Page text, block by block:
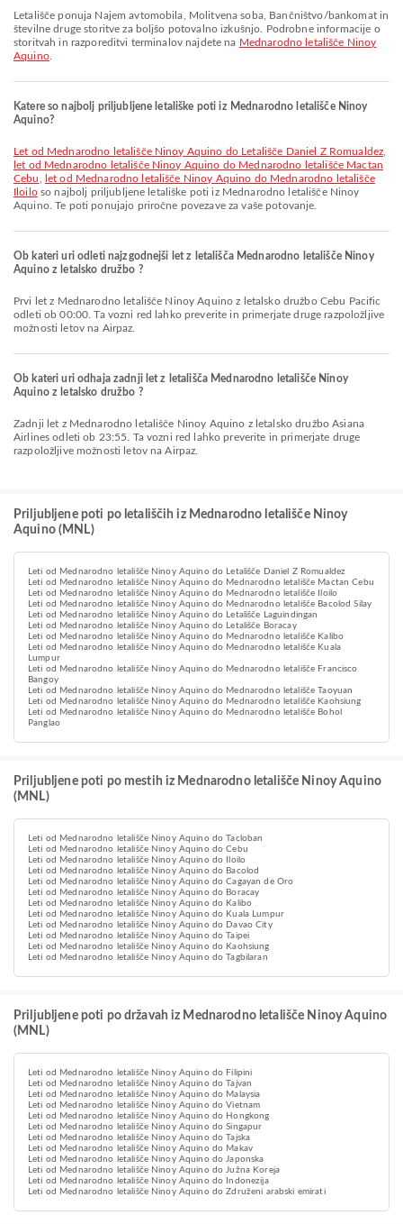
Letališče ponuja Najem avtomobila, Molitvena soba, Bančništvo/bankomat in
številne druge storitve za boljšo potovalno izkušnjo. Podrobne informacije o
storitvah in razporeditvi terminalov najdete na Mednarodno letališče Ninoy
Aquino.
Katere so najbolj priljubljene letališke poti iz Mednarodno letališče Ninoy
Aquino?
let od Mednarodno letališče Ninoy Aquino do Letališče Daniel Z Romualdez
let od Mednarodno letališče Ninoy Aquino do Mednarodno letališče Mactan
Cebu
let od Mednarodno letališče Ninoy Aquino do Mednarodno letališče
Iloiloso najbolj priljubljene letališke poti iz Mednarodno letališče Ninoy
Aquino. Te poti ponujajo priročne povezave za vaše potovanje.
Ob kateri uri odleti najzgodnejši let z letališča Mednarodno letališče Ninoy
Aquino z letalsko družbo ?
Prvi let z Mednarodno letališče Ninoy Aquino z letalsko družbo Cebu Pacific
odleti ob 00:00. Ta vozni red lahko preverite in primerjate druge razpoložljive
možnosti letov na Airpaz.
Ob kateri uri odhaja zadnji let z letališča Mednarodno letališče Ninoy
Aquino z letalsko družbo ?
Zadnji let z Mednarodno letališče Ninoy Aquino z letalsko družbo Asiana
Airlines odleti ob 23:55. Ta vozni red lahko preverite in primerjate druge
razpoložljive možnosti letov na Airpaz.
Priljubljene poti po letališčih iz Mednarodno letališče Ninoy
Aquino (MNL)
Leti od Mednarodno letališče Ninoy Aquino do Letališče Daniel Z Romualdez
Leti od Mednarodno letališče Ninoy Aquino do Mednarodno letališče Mactan Cebu
Leti od Mednarodno letališče Ninoy Aquino do Mednarodno letališče Iloilo
Leti od Mednarodno letališče Ninoy Aquino do Mednarodno letališče Bacolod Silay
Leti od Mednarodno letališče Ninoy Aquino do Letališče Laguindingan
Leti od Mednarodno letališče Ninoy Aquino do Letališče Boracay
Leti od Mednarodno letališče Ninoy Aquino do Mednarodno letališče Kalibo
Leti od Mednarodno letališče Ninoy Aquino do Mednarodno letališče Kuala
Lumpur
Leti od Mednarodno letališče Ninoy Aquino do Mednarodno letališče Francisco
Bangoy
Leti od Mednarodno letališče Ninoy Aquino do Mednarodno letališče Taoyuan
Leti od Mednarodno letališče Ninoy Aquino do Mednarodno letališče Kaohsiung
Leti od Mednarodno letališče Ninoy Aquino do Mednarodno letališče Bohol
Panglao
Priljubljene poti po mestih iz Mednarodno letališče Ninoy Aquino
(MNL)
Leti od Mednarodno letališče Ninoy Aquino do Tacloban
Leti od Mednarodno letališče Ninoy Aquino do Cebu
Leti od Mednarodno letališče Ninoy Aquino do Iloilo
Leti od Mednarodno letališče Ninoy Aquino do Bacolod
Leti od Mednarodno letališče Ninoy Aquino do Cagayan de Oro
Leti od Mednarodno letališče Ninoy Aquino do Boracay
Leti od Mednarodno letališče Ninoy Aquino do Kalibo
Leti od Mednarodno letališče Ninoy Aquino do Kuala Lumpur
Leti od Mednarodno letališče Ninoy Aquino do Davao City
Leti od Mednarodno letališče Ninoy Aquino do Taipei
Leti od Mednarodno letališče Ninoy Aquino do Kaohsiung
Leti od Mednarodno letališče Ninoy Aquino do Tagbilaran
Priljubljene poti po državah iz Mednarodno letališče Ninoy Aquino
(MNL)
Leti od Mednarodno letališče Ninoy Aquino do Filipini
Leti od Mednarodno letališče Ninoy Aquino do Tajvan
Leti od Mednarodno letališče Ninoy Aquino do Malaysia
Leti od Mednarodno letališče Ninoy Aquino do Vietnam
Leti od Mednarodno letališče Ninoy Aquino do Hongkong
Leti od Mednarodno letališče Ninoy Aquino do Singapur
Leti od Mednarodno letališče Ninoy Aquino do Tajska
Leti od Mednarodno letališče Ninoy Aquino do Makav
Leti od Mednarodno letališče Ninoy Aquino do Japonska
Leti od Mednarodno letališče Ninoy Aquino do Južna Koreja
Leti od Mednarodno letališče Ninoy Aquino do Indonezija
Leti od Mednarodno letališče Ninoy Aquino do Združeni arabski emirati